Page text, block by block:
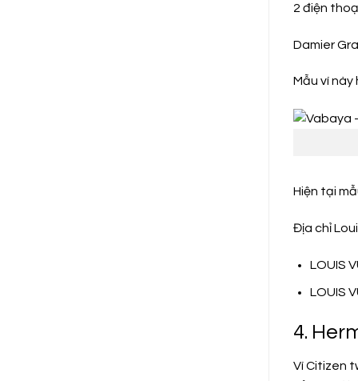
2 điện
Damier
Mẫu ví
Hiện tại
Địa chỉ
LOUIS
LOUIS
4.
Ví Citizen